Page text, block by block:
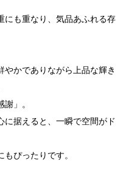
にも重なり、気品あふれる存
やかでありながら上品な輝き
」。
に据えると、一瞬で空間がド
ぴったりです。